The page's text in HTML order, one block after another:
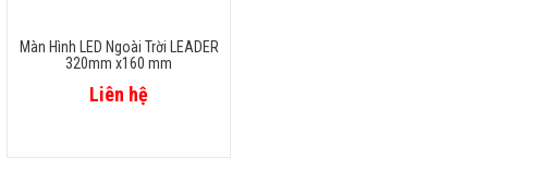
Màn Hình LED Ngoài Trời LEADER
320mm x160 mm
Liên hệ